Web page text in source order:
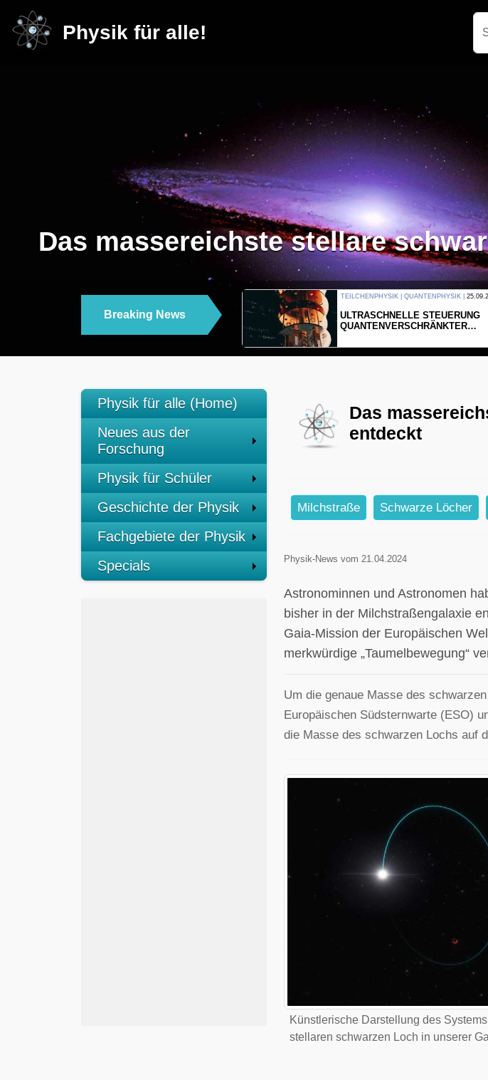
Physik für alle!
Das massereichste stellare
Breaking News
THERMODYNAMIK | WELLENLEHRE |
FORSCHER ERZEUGEN
EINDIMENSIONALES GAS AUS
Physik für alle (Home)
Neues aus der
Forschung
Physik für Schüler
Geschichte der Physik
Fachgebiete der Physik
Specials
Das
entdeckt
Milchstraße Schwarze Löcher
Physik-News vom 21.04.2024
Astronominnen und Astronomen
bisher in der Milchstraßengalaxie
Gaia-Mission der Europäischen
merkwürdige „Taumelbewegung“
Um die genaue Masse des
Europäischen Südsternwarte (ESO)
die Masse des schwarzen Lochs auf
Künstlerische Darstellung des
stellaren schwarzen Loch in unserer